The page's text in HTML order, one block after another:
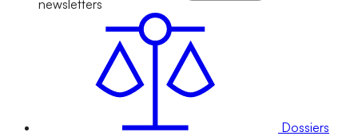
newsletters
Dossiers